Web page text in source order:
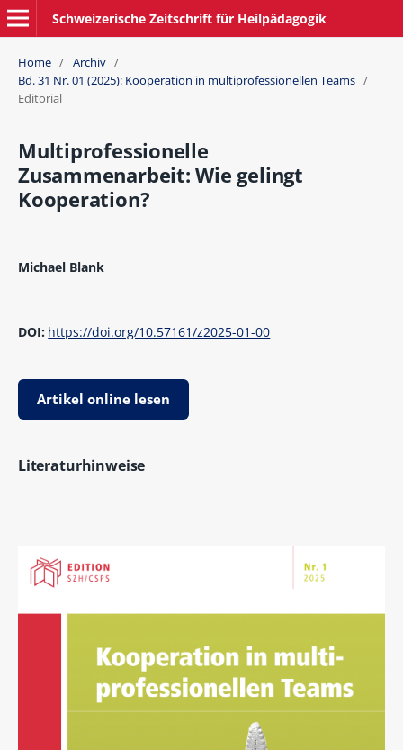
Schweizerische Zeitschrift für Heilpädagogik
Home / Archiv /
Bd. 31 Nr. 01 (2025): Kooperation in multiprofessionellen Teams /
Editorial
Multiprofessionelle
Zusammenarbeit: Wie gelingt
Kooperation?
Michael Blank
DOI: https://doi.org/10.57161/z2025-01-00
Artikel online lesen
Literaturhinweise